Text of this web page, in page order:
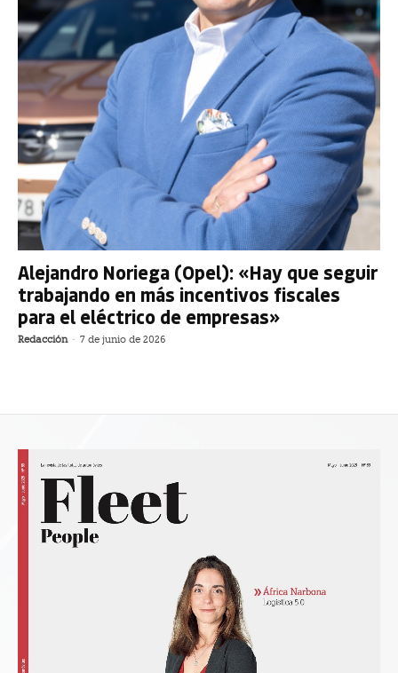
Alejandro Noriega (Opel): «Hay que seguir
trabajando en más incentivos fiscales
para el eléctrico de empresas»
Redacción - 7 de junio de 2026